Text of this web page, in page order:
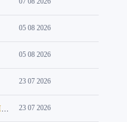
05 08 2026
05 08 2026
23 07 2026
EUROMILLIONS HOTPICKS 23 07 2026